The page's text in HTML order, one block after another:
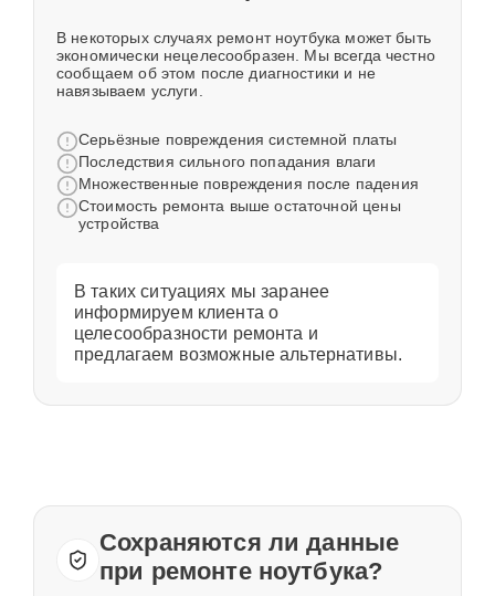
В некоторых случаях ремонт ноутбука может быть
экономически нецелесообразен. Мы всегда честно
сообщаем об этом после диагностики и не
навязываем услуги.
Серьёзные повреждения системной платы
Последствия сильного попадания влаги
Множественные повреждения после падения
Стоимость ремонта выше остаточной цены
устройства
В таких ситуациях мы заранее
информируем клиента о
целесообразности ремонта и
предлагаем возможные альтернативы.
Сохраняются ли данные
при ремонте ноутбука?